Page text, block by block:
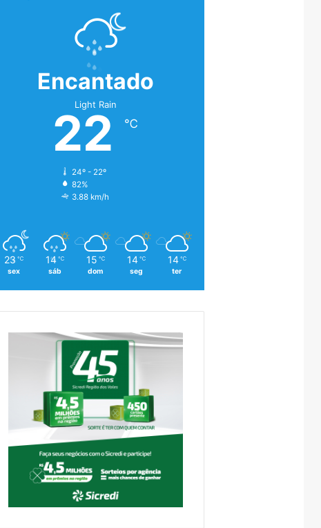
Encantado
Light Rain
22 ℃
24º - 22º
82%
3.88 km/h
23 ℃
sex
14 ℃
sáb
15 ℃
dom
14 ℃
seg
14 ℃
ter